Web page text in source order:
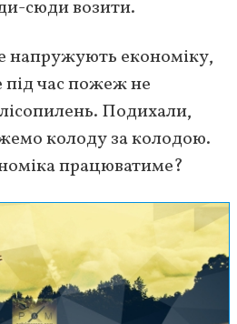
сюди возити.
напружують економіку,
під час пожеж не
Подихали,
колоду за колодою.
працюватиме?